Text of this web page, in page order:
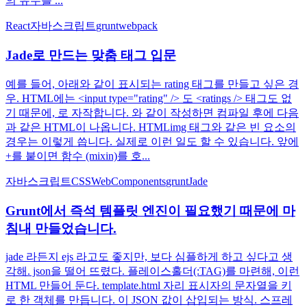
React자바스크립트gruntwebpack
Jade로 만드는 맞춤 태그 입문
예를 들어, 아래와 같이 표시되는 rating 태그를 만들고 싶은 경
우. HTML에는 <input type="rating" /> 도 <ratings /> 태그도 없
기 때문에, 로 자작합니다. 와 같이 작성하면 컴파일 후에 다음
과 같은 HTML이 나옵니다. HTMLimg 태그와 같은 빈 요소의
경우는 이렇게 씁니다. 실제로 이런 일도 할 수 있습니다. 앞에
+를 붙이면 함수 (mixin)를 호...
자바스크립트CSSWebComponentsgruntJade
Grunt에서 즉석 템플릿 엔진이 필요했기 때문에 마
침내 만들었습니다.
jade 라든지 ejs 라고도 좋지만, 보다 심플하게 하고 싶다고 생
각해. json을 떨어 뜨렸다. 플레이스홀더(:TAG)를 마련해, 이런
HTML 만들어 둔다. template.html 자리 표시자의 문자열을 키
로 한 객체를 만듭니다. 이 JSON 값이 삽입되는 방식. 스프레